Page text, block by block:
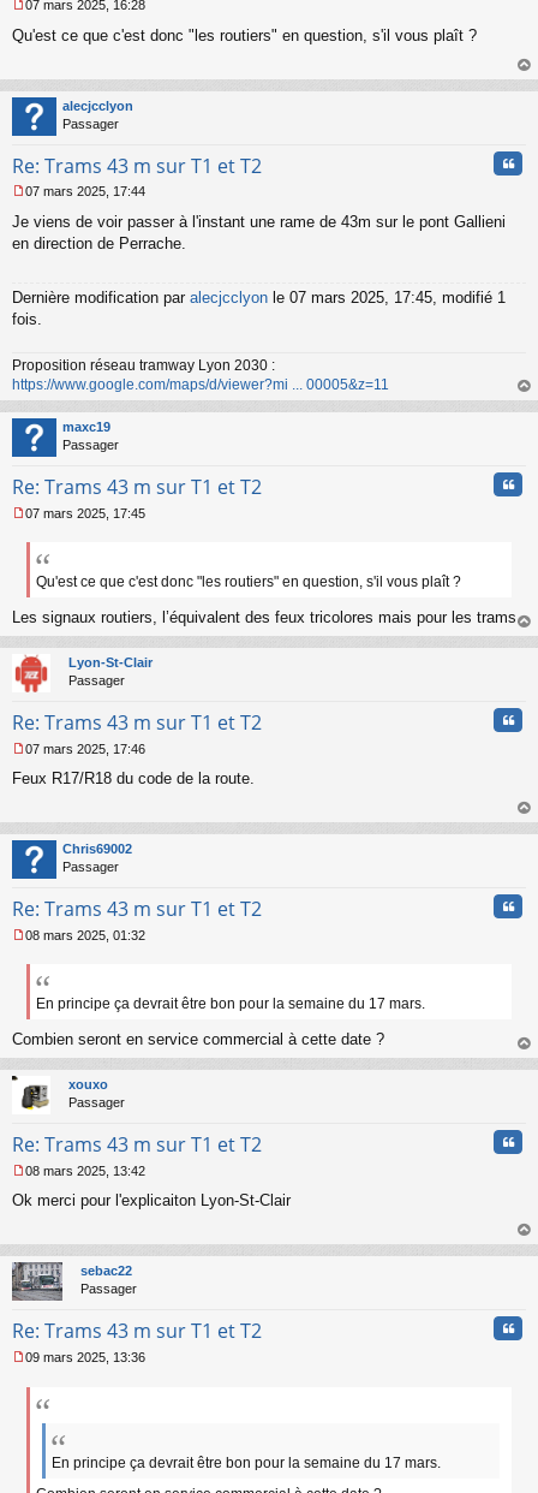
e
a
g
e
o
l
u
07 mars 2025, 16:28
Qu'est ce que c'est donc "les routiers" en question, s'il vous plaît ?
au
alecjcclyon
Passager
Re: Trams 43 m sur T1 et T2
e
s
g
e
n
l
u
07 mars 2025, 17:44
Je viens de voir passer à l'instant une rame de 43m sur le pont Gallieni
en direction de Perrache.
Dernière modification par alecjcclyon le 07 mars 2025, 17:45, modifié 1
fois.
Proposition réseau tramway Lyon 2030 :
https://www.google.com/maps/d/viewer?mi ... 00005&z=11
au
maxc19
Passager
Re: Trams 43 m sur T1 et T2
e
a
g
e
n
o
n
u
07 mars 2025, 17:45
Qu'est ce que c'est donc "les routiers" en question, s'il vous plaît ?
Les signaux routiers, l’équivalent des feux tricolores mais pour les trams.
au
Lyon-St-Clair
Passager
Re: Trams 43 m sur T1 et T2
e
a
g
e
o
l
07 mars 2025, 17:46
Feux R17/R18 du code de la route.
au
Chris69002
Passager
Re: Trams 43 m sur T1 et T2
e
a
g
e
n
o
n
u
08 mars 2025, 01:32
En principe ça devrait être bon pour la semaine du 17 mars.
Combien seront en service commercial à cette date ?
au
xouxo
Passager
Re: Trams 43 m sur T1 et T2
e
a
g
e
o
l
08 mars 2025, 13:42
Ok merci pour l'explicaiton Lyon-St-Clair
au
sebac22
Passager
Re: Trams 43 m sur T1 et T2
e
09 mars 2025, 13:36
En principe ça devrait être bon pour la semaine du 17 mars.